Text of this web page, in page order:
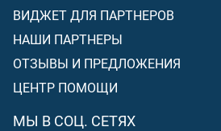
ВИДЖЕТ ДЛЯ ПАРТНЕРОВ
НАШИ ПАРТНЕРЫ
ОТЗЫВЫ И ПРЕДЛОЖЕНИЯ
ЦЕНТР ПОМОЩИ
МЫ В СОЦ. СЕТЯХ